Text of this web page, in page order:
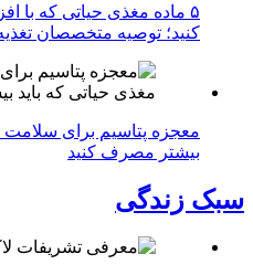
۵ ماده مغذی حیاتی که
کنید؛ توصیه متخصصان
معجزه پتاسیم برای سلامت
بیشتر مصرف کنید
سبک زندگی